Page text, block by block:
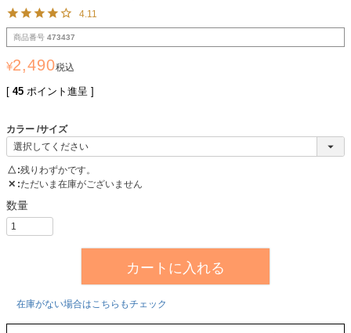
4.11
商品番号 473437
¥2,490税込
[ 45 ポイント進呈 ]
カラー サイズ
△ 残りわずかです。
✕ ただいま在庫がございません
カートに入れる
在庫がない場合はこちらもチェック